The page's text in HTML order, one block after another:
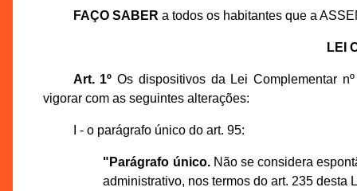
FAÇO SABER a todos os habitantes que a
LEI
Art. 1º Os dispositivos da Lei Complementar
vigorar com as seguintes alterações:
I - o parágrafo único do art. 95:
"Parágrafo único.Não se considera
administrativo, nos termos do art. 235 desta